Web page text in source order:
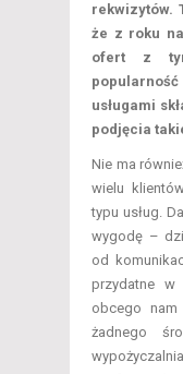
rekwizytów.
że z roku
ofert z
usługami
podjęcia
Nie ma
wielu
typu usług.
wygodę –
od
przydatne w
obcego
żadnego